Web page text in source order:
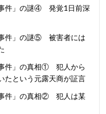
事件」の謎④ 発覚1日前深
事件」の謎⑤ 被害者には
事件」の真相① 犯人から
たという元露天商が証言
事件」の真相② 犯人は某